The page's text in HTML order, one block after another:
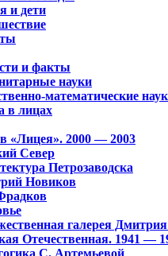
и дети
и факты
науки
математические
в лицах
«Лицея». 2000 — 2003
Север
Петрозаводска
Новиков
галерея
Отечественная. 1941 —
С. Артемьевой